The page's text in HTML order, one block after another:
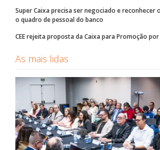
Super Caixa precisa ser negociado e reconhecer
o quadro de pessoal do banco
CEE rejeita proposta da Caixa para Promoção
As mais lidas